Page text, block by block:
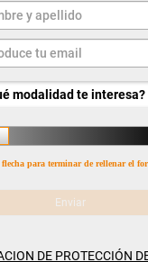
flecha para terminar de rellenar el
DE PROTECCIÓN